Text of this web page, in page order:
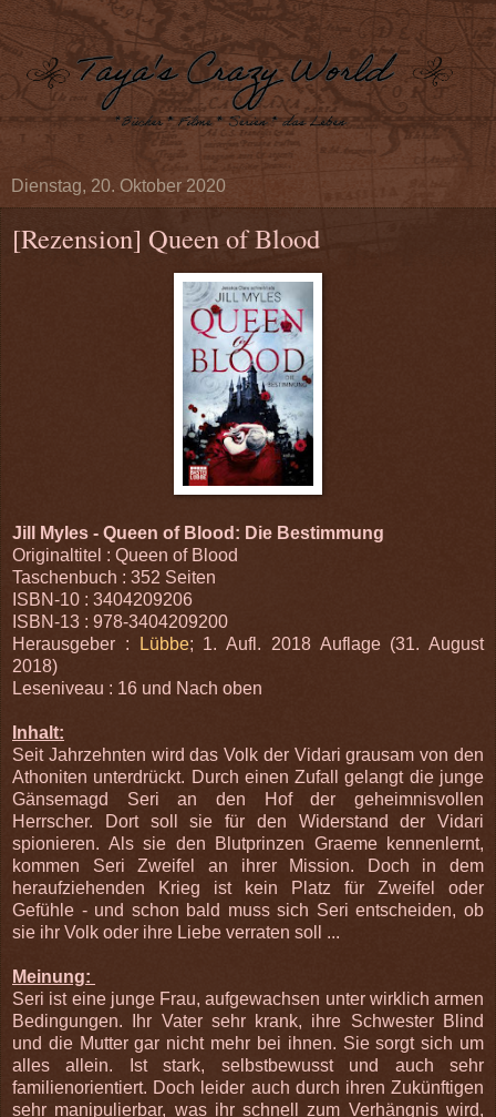
Dienstag, 20. Oktober 2020
[Rezension] Queen of Blood
Jill Myles - Queen of Blood: Die Bestimmung
Originaltitel : Queen of Blood
Taschenbuch : 352 Seiten
ISBN-10 : 3404209206
ISBN-13 : 978-3404209200
Herausgeber :
Lübbe; 1. Aufl. 2018 Auflage (31. August
2018)
Leseniveau : 16 und Nach oben
Inhalt:
Seit Jahrzehnten wird das Volk der Vidari grausam von den
Athoniten unterdrückt. Durch einen Zufall gelangt die junge
Gänsemagd Seri an den Hof der geheimnisvollen
Herrscher. Dort soll sie für den Widerstand der Vidari
spionieren. Als sie den Blutprinzen Graeme kennenlernt,
kommen Seri Zweifel an ihrer Mission. Doch in dem
heraufziehenden Krieg ist kein Platz für Zweifel oder
Gefühle - und schon bald muss sich Seri entscheiden, ob
sie ihr Volk oder ihre Liebe verraten soll ...
Meinung:
Seri ist eine junge Frau, aufgewachsen unter wirklich armen
Bedingungen. Ihr Vater sehr krank, ihre Schwester Blind
und die Mutter gar nicht mehr bei ihnen. Sie sorgt sich um
alles allein. Ist stark, selbstbewusst und auch sehr
familienorientiert. Doch leider auch durch ihren Zukünftigen
sehr manipulierbar, was ihr schnell zum Verhängnis wird,